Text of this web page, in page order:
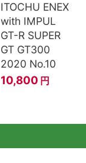
ITOCHU ENEX
with IMPUL
GT-R SUPER
GT GT300
2020 No.10
10,800 円